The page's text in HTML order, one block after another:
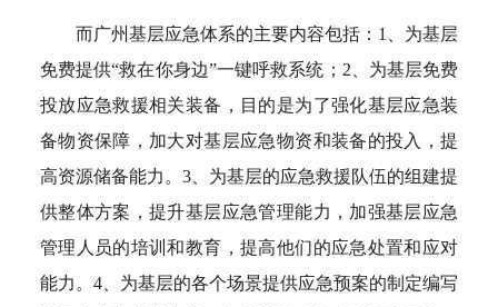
而广州基层应急体系的主要内容包括：1、为基层
免费提供“救在你身边”一键呼救系统；2、为基层免费
投放应急救援相关装备，目的是为了强化基层应急装
备物资保障，加大对基层应急物资和装备的投入，提
高资源储备能力。3、为基层的应急救援队伍的组建提
供整体方案，提升基层应急管理能力，加强基层应急
管理人员的培训和教育，提高他们的应急处置和应对
能力。4、为基层的各个场景提供应急预案的制定编写